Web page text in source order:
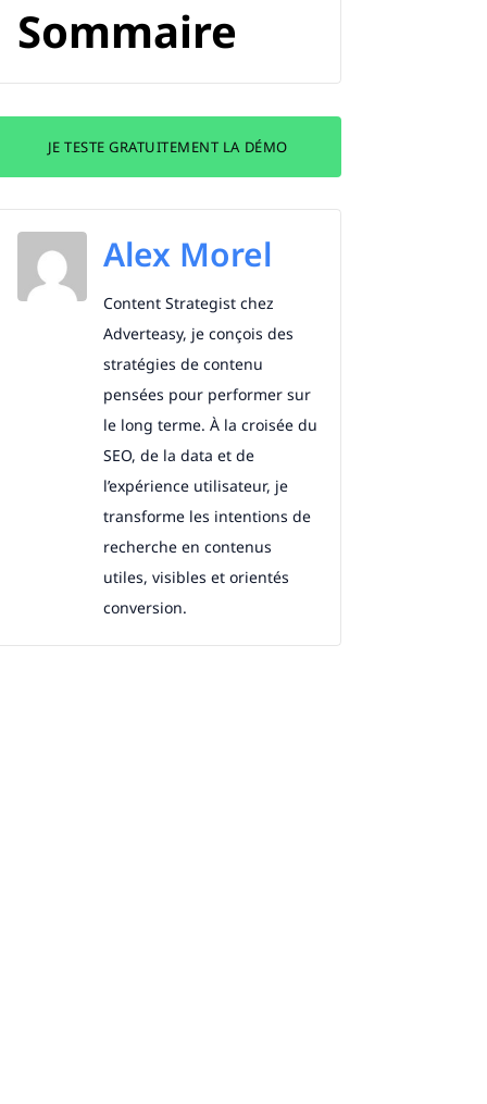
Sommaire
JE TESTE GRATUITEMENT LA DÉMO
Alex Morel
Content Strategist chez
Adverteasy, je conçois des
stratégies de contenu
pensées pour performer sur
le long terme. À la croisée du
SEO, de la data et de
l’expérience utilisateur, je
transforme les intentions de
recherche en contenus
utiles, visibles et orientés
conversion.